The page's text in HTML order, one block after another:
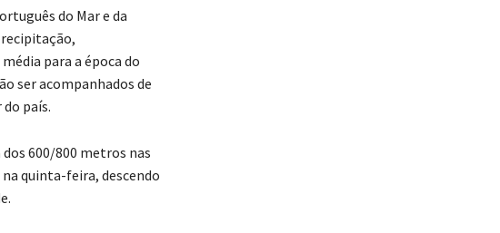
do Mar e da
para a época do
ser acompanhados de
país.
600/800 metros nas
quinta-feira, descendo